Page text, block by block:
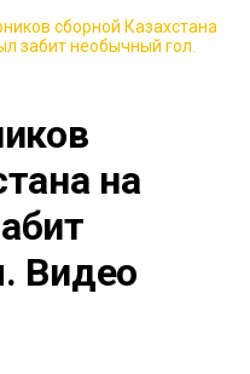
сборной Казахстана
забит необычный гол.
на
Видео